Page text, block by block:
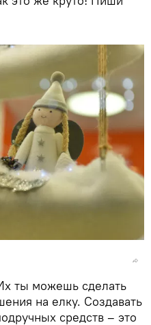
ты можешь сделать
на елку. Создавать
средств – это